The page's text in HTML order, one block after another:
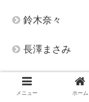
鈴木奈々
長澤まさみ
霜降り明星
メニュー ホーム